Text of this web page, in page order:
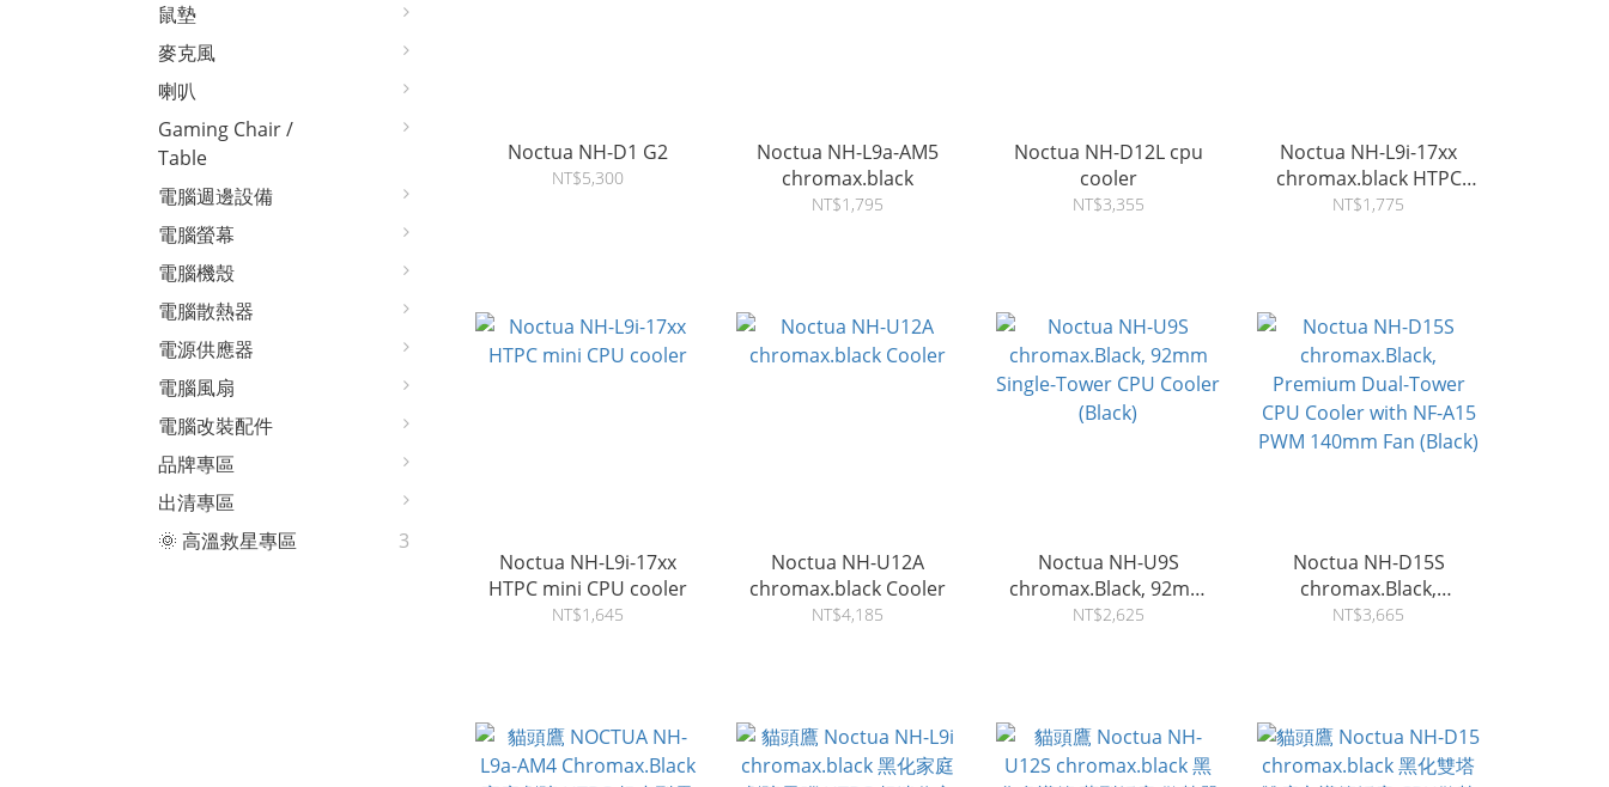
鼠墊
麥克風
喇叭
Gaming Chair /
Table
電腦週邊設備
電腦螢幕
電腦機殼
電腦散熱器
電源供應器
電腦風扇
電腦改裝配件
品牌專區
出清專區
🌞 高溫救星專區
3
Noctua NH-D1 G2
NT$5,300
Noctua NH-L9a-AM5
chromax.black
NT$1,795
Noctua NH-D12L cpu
cooler
NT$3,355
Noctua NH-L9i-17xx
chromax.black HTPC
mini cpu cooler
NT$1,775
Noctua NH-L9i-17xx
HTPC mini CPU cooler
NT$1,645
Noctua NH-U12A
chromax.black Cooler
NT$4,185
Noctua NH-U9S
chromax.Black, 92mm
Single-Tower CPU Cooler
NT$2,625
Noctua NH-D15S
chromax.Black,
Premium Dual-Tower
NT$3,665